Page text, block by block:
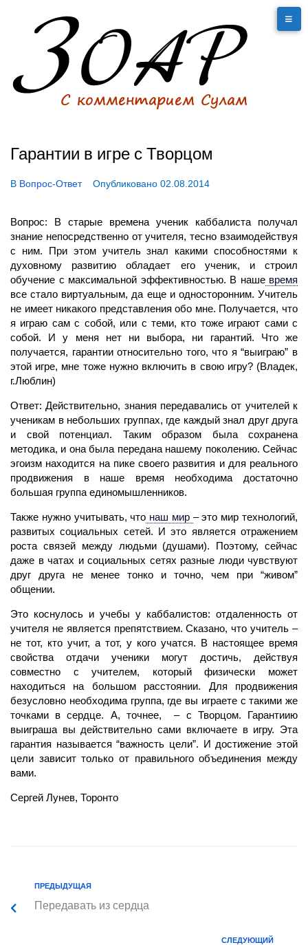
Гарантии в игре с Творцом
В Вопрос-Ответ Опубликовано 02.08.2014
Вопрос: В старые времена ученик каббалиста получал
знание непосредственно от учителя, тесно взаимодействуя
с ним. При этом учитель знал какими способностями к
духовному развитию обладает его ученик, и строил
обучение с максимальной эффективностью. В нашевремя
все стало виртуальным, да еще и односторонним. Учитель
не имеет никакого представления обо мне. Получается, что
я играю сам с собой, или с теми, кто тоже играют сами с
собой. И у меня нет ни выбора, ни гарантий. Что же
получается, гарантии относительно того, что я “выиграю” в
этой игре, мне тоже нужно включить в свою игру? (Владек,
г.Люблин)
Ответ: Действительно, знания передавались от учителей к
ученикам в небольших группах, где каждый знал друг друга
и свой потенциал. Таким образом была сохранена
методика, и она была передана нашему поколению. Сейчас
эгоизм находится на пике своего развития и для реального
продвижения в наше время необходима достаточно
большая группа единомышленников.
Также нужно учитывать, что наш мир – это мир технологий,
развитых социальных сетей. И это является отражением
роста связей между людьми (душами). Поэтому, сейчас
даже в чатах и социальных сетях разные люди чувствуют
друг друга не менее тонко и точно, чем при “живом”
общении.
Это коснулось и учебы у каббалистов: отдаленность от
учителя не является препятствием. Сказано, что учитель –
не тот, кто учит, а тот, у кого учатся. В настоящее время
свойства отдачи ученики могут достичь, действуя
совместно с учителем, который физически может
находиться на большом расстоянии. Для продвижения
безусловно необходима группа, где вы играете с такими же
точками в сердце. А, точнее, – с Творцом. Гарантиию
выиграша вы действительно сами включаете в игру. Эта
гарантия называется “важность цели”. И достижение этой
цели зависит только от правильного объединения между
вами.
Сергей Лунев, Торонто
ПРЕДЫДУЩАЯ
Передавать из сердца
СЛЕДУЮЩИЙ